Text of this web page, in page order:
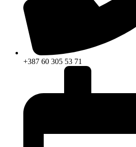
+387 60 305 53 71